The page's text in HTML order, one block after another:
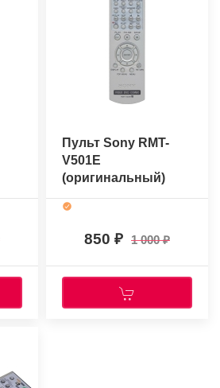
Пульт Sony RMT-
V501E
(оригинальный)
850 1 000